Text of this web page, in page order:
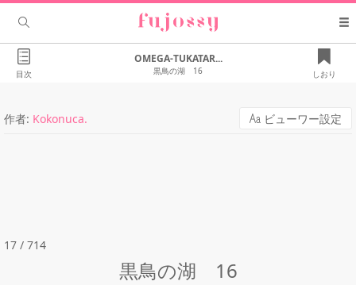
目次
OMEGA-TUKATAR...
黒鳥の湖 16 しおり
作者: Kokonuca. ビューワー設定
17 / 714
黒鳥の湖 16